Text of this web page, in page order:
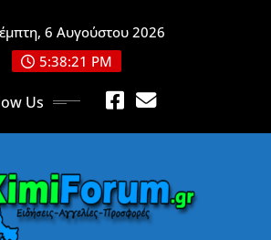
6 Αυγούστου 2026
5:38:22 PM
Us